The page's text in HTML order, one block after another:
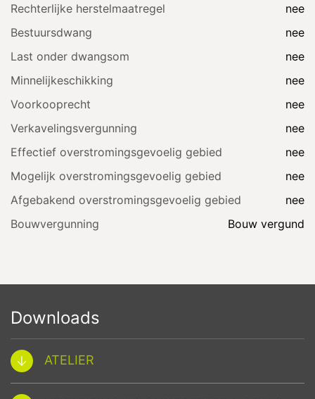
Rechterlijke herstelmaatregel
nee
Bestuursdwang
nee
Last onder dwangsom
nee
Minnelijkeschikking
nee
Voorkooprecht
nee
Verkavelingsvergunning
nee
Effectief overstromingsgevoelig gebied
nee
Mogelijk overstromingsgevoelig gebied
nee
Afgebakend overstromingsgevoelig gebied
nee
Bouwvergunning
Bouw vergund
Downloads
ATELIER